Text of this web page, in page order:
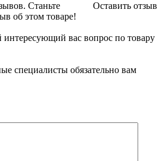
Оставить отзыв
Станьте
об этом товаре!
вас вопрос по товару
специалисты обязательно вам